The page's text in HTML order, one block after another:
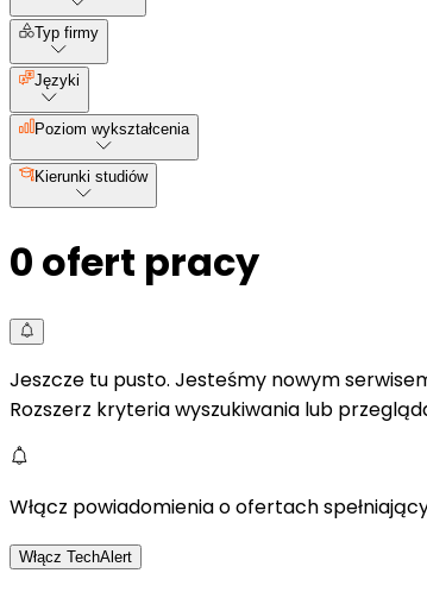
Typ firmy
Języki
Poziom wykształcenia
Kierunki studiów
0 ofert pracy
Jeszcze tu pusto. Jesteśmy nowym
Rozszerz kryteria wyszukiwania lub
Włącz powiadomienia o ofertach
Włącz TechAlert